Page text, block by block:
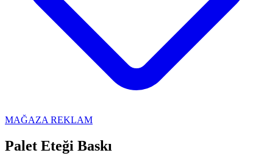
MAĞAZA REKLAM
Palet Eteği Baskı